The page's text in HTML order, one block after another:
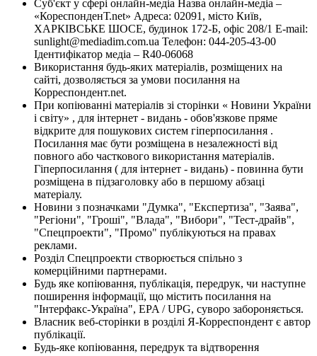
Суб'єкт у сфері онлайн-медіа Назва онлайн-медіа –
«КореспонденТ.net» Адреса: 02091, місто Київ,
ХАРКІВСЬКЕ ШОСЕ, будинок 172-Б, офіс 208/1 E-mail:
sunlight@mediadim.com.ua Телефон: 044-205-43-00
Ідентифікатор медіа – R40-06068
Використання будь-яких матеріалів, розміщених на
сайті, дозволяється за умови посилання на
Корреспондент.net.
При копіюванні матеріалів зі сторінки « Новини України
і світу» , для інтернет - видань - обов'язкове пряме
відкрите для пошукових систем гіперпосилання .
Посилання має бути розміщена в незалежності від
повного або часткового використання матеріалів.
Гіперпосилання ( для інтернет - видань) - повинна бути
розміщена в підзаголовку або в першому абзаці
матеріалу.
Новини з позначками "Думка", "Експертиза", "Заява",
"Регіони", "Гроші", "Влада", "Вибори", "Тест-драйв",
"Спецпроекти", "Промо" публікуються на правах
реклами.
Розділ Спецпроекти створюється спільно з
комерційними партнерами.
Будь яке копіювання, публікація, передрук, чи наступне
поширення інформації, що містить посилання на
"Інтерфакс-Україна", EPA / UPG, суворо забороняється.
Власник веб-сторінки в розділі Я-Корреспондент є автор
публікації.
Будь-яке копіювання, передрук та відтворення